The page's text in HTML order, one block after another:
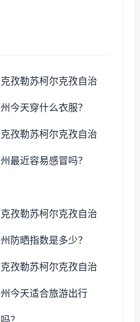
克孜勒苏柯尔克孜自治
州今天穿什么衣服？
克孜勒苏柯尔克孜自治
州最近容易感冒吗？
克孜勒苏柯尔克孜自治
州防晒指数是多少？
克孜勒苏柯尔克孜自治
州今天适合旅游出行
吗？